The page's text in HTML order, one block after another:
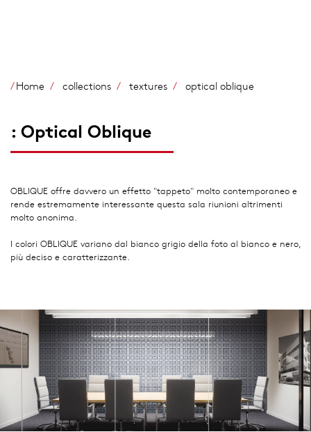
Home
collections textures optical oblique
: Optical Oblique
OBLIQUE offre davvero un effetto "tappeto" molto contemporaneo e
rende estremamente interessante questa sala riunioni altrimenti
molto anonima.
I colori OBLIQUE variano dal bianco grigio della foto al bianco e nero,
più deciso e caratterizzante.